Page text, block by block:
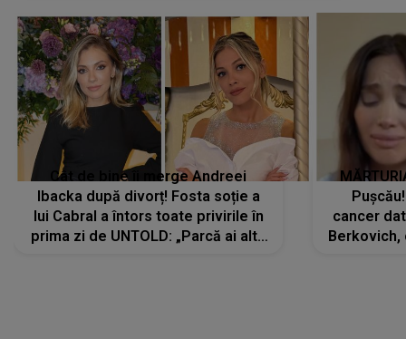
Cât de bine îi merge Andreei
Ibacka după divorț! Fosta soție a
lui Cabral a întors toate privirile în
prima zi de UNTOLD: „Parcă ai altă
cancer
Berkovich,